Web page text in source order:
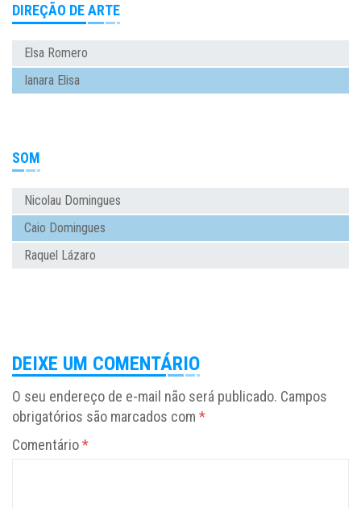
DIREÇÃO DE ARTE
Elsa Romero
Ianara Elisa
SOM
Nicolau Domingues
Caio Domingues
Raquel Lázaro
DEIXE UM COMENTÁRIO
O seu endereço de e-mail não será publicado. Campos
obrigatórios são marcados com *
Comentário*